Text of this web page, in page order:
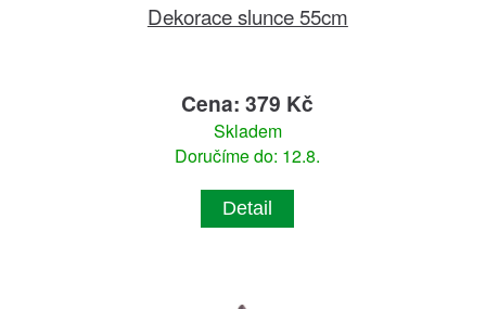
Dekorace slunce 55cm
Cena: 379 Kč
Skladem
Doručíme do: 12.8.
Detail